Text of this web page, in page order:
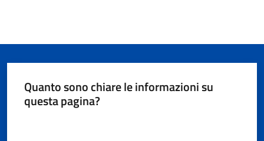
Quanto sono chiare le informazioni su
questa pagina?